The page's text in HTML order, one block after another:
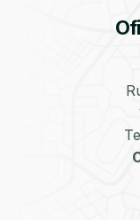
Rodas